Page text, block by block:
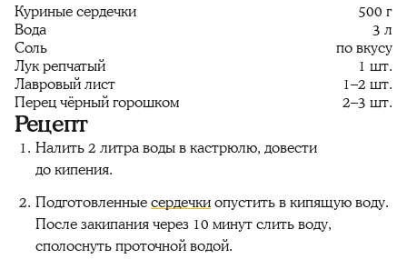
Куриные сердечки
500 г
Вода
3 л
Соль
по вкусу
Лук репчатый
1 шт.
Лавровый лист
1–2 шт.
Перец чёрный горошком
2–3 шт.
Рецепт
Налить 2 литра воды в кастрюлю, довести
до кипения.
Подготовленныесердечкиопустить в кипящую воду.
После закипания через 10 минут слить воду,
сполоснуть проточной водой.